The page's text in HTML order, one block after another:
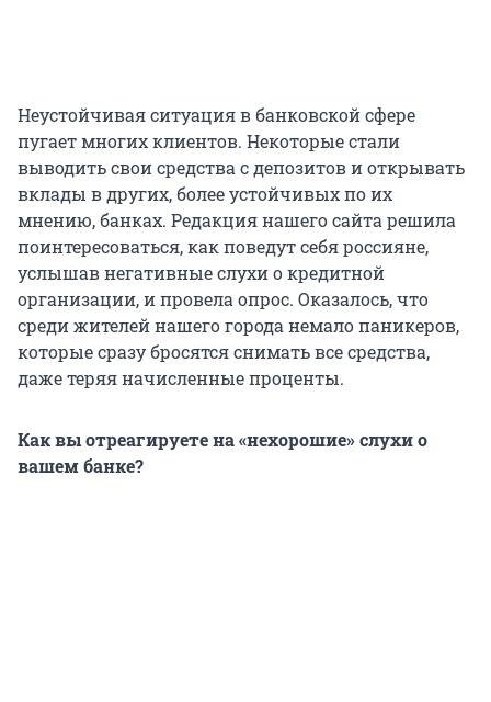
Неустойчивая ситуация в банковской сфере
пугает многих клиентов. Некоторые стали
выводить свои средства с депозитов и открывать
вклады в других, более устойчивых по их
мнению, банках. Редакция нашего сайта решила
поинтересоваться, как поведут себя россияне,
услышав негативные слухи о кредитной
организации, и провела опрос. Оказалось, что
среди жителей нашего города немало паникеров,
которые сразу бросятся снимать все средства,
даже теряя начисленные проценты.
Как вы отреагируете на «нехорошие» слухи о
вашем банке?